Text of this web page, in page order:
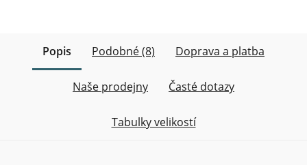
Popis Podobné (8) Doprava a platba
Naše prodejny Časté dotazy
Tabulky velikostí